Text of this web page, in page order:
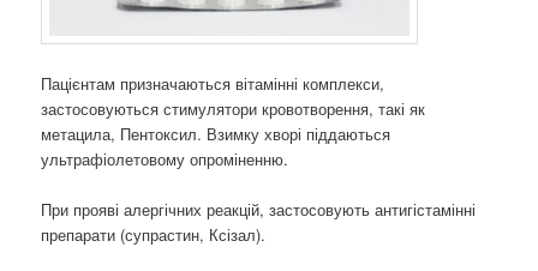
Пацієнтам призначаються вітамінні комплекси,
застосовуються стимулятори кровотворення, такі як
метацила, Пентоксил. Взимку хворі піддаються
ультрафіолетовому опроміненню.
При прояві алергічних реакцій, застосовують антигістамінні
препарати (супрастин, Ксізал).